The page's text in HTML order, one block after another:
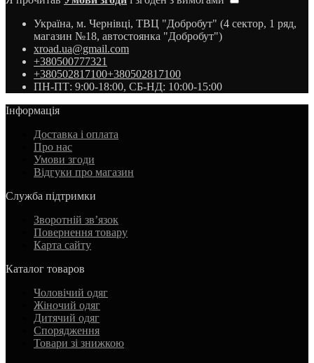
Україна, м. Чернівці, ТВЦ "Добробут" (4 сектор, 1 ряд,
магазин №18, автостоянка "Добробут")
xroad.ua@gmail.com
+380500777321
+380502817100+380502817100
ПН-ПТ: 9:00-18:00, СБ-НД: 10:00-15:00
Інформація
Доставка і оплата
Про нас
Умови згоди
Відгуки про магазин
Служба підтримки
Зворотній зв’язок
Повернення товару
Карта сайту
Каталог товаров
Чоловічий одяг
Жіночий одяг
Дитячий одяг
Спорядження
Товари зі знижкою